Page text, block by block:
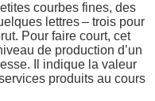
courbes fines, des
lettres – trois pour
Pour faire court, cet
de production d’un
Il indique la valeur
produits au cours